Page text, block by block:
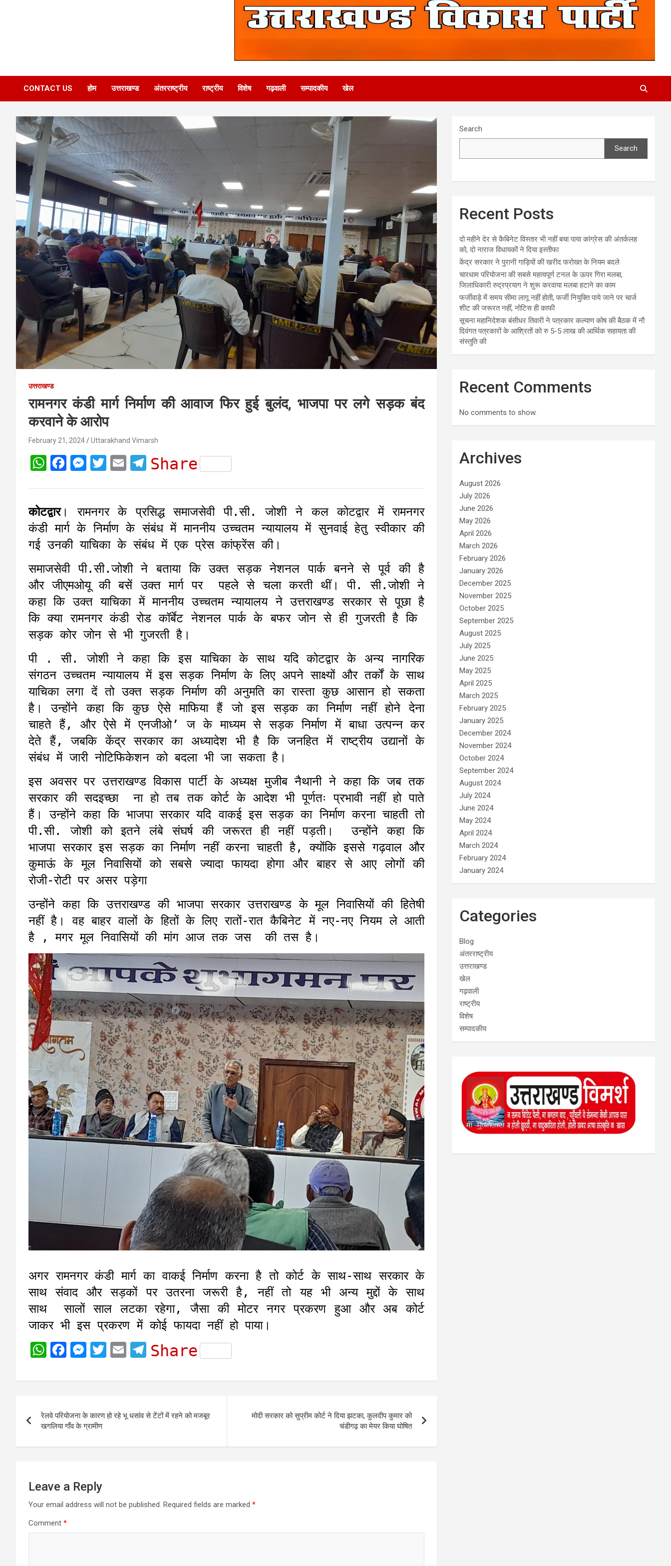
CONTACT US होम उत्तराखण्ड अंतरराष्ट्रीय राष्ट्रीय विशेष गढ़वाली सम्पादकीय खेल
उत्तराखण्ड
रामनगर कंडी मार्ग निर्माण की आवाज फिर हुई बुलंद, भाजपा पर लगे सड़क बंद
करवाने के आरोप
February 21, 2024 Uttarakhand Vimarsh
W
a
t
s
A
p
F
c
b
o
o
k
M
s
s
e
n
e
r
T
i
t
t
e
E
a
i
l
T
l
e
g
r
m
Share
कोटद्वार। रामनगर के प्रसिद्ध समाजसेवी पी.सी. जोशी ने कल कोटद्वार में रामनगर
कंडी मार्ग के निर्माण के संबंध में माननीय उच्चतम न्यायालय में सुनवाई हेतु स्वीकार की
गई उनकी याचिका के संबंध में एक प्रेस कांफ्रेंस की।
समाजसेवी पी.सी.जोशी ने बताया कि उक्त सड़क नेशनल पार्क बनने से पूर्व की है
और जीएमओयू की बसें उक्त मार्ग पर पहले से चला करती थीं। पी. सी.जोशी ने
कहा कि उक्त याचिका में माननीय उच्चतम न्यायालय ने उत्तराखण्ड सरकार से पूछा है
कि क्या रामनगर कंडी रोड कॉर्बेट नेशनल पार्क के बफर जोन से ही गुजरती है कि
सड़क कोर जोन से भी गुजरती है।
पी . सी. जोशी ने कहा कि इस याचिका के साथ यदि कोटद्वार के अन्य नागरिक
संगठन उच्चतम न्यायालय में इस सड़क निर्माण के लिए अपने साक्ष्यों और तर्कों के साथ
याचिका लगा दें तो उक्त सड़क निर्माण की अनुमति का रास्ता कुछ आसान हो सकता
है। उन्होंने कहा कि कुछ ऐसे माफिया हैं जो इस सड़क का निर्माण नहीं होने देना
चाहते हैं, और ऐसे में एनजीओ’ ज के माध्यम से सड़क निर्माण में बाधा उत्पन्न कर
देते हैं, जबकि केंद्र सरकार का अध्यादेश भी है कि जनहित में राष्ट्रीय उद्यानों के
संबंध में जारी नोटिफिकेशन को बदला भी जा सकता है।
इस अवसर पर उत्तराखण्ड विकास पार्टी के अध्यक्ष मुजीब नैथानी ने कहा कि जब तक
सरकार की सदइच्छा ना हो तब तक कोर्ट के आदेश भी पूर्णतः प्रभावी नहीं हो पाते
हैं। उन्होंने कहा कि भाजपा सरकार यदि वाकई इस सड़क का निर्माण करना चाहती तो
पी.सी. जोशी को इतने लंबे संघर्ष की जरूरत ही नहीं पड़ती। उन्होंने कहा कि
भाजपा सरकार इस सड़क का निर्माण नहीं करना चाहती है, क्योंकि इससे गढ़वाल और
कुमाऊं के मूल निवासियों को सबसे ज्यादा फायदा होगा और बाहर से आए लोगों की
रोजी-रोटी पर असर पड़ेगा
उन्होंने कहा कि उत्तराखण्ड की भाजपा सरकार उत्तराखण्ड के मूल निवासियों की हितेषी
नहीं है। वह बाहर वालों के हितों के लिए रातों-रात कैबिनेट में नए-नए नियम ले आती
है , मगर मूल निवासियों की मांग आज तक जस की तस है।
अगर रामनगर कंडी मार्ग का वाकई निर्माण करना है तो कोर्ट के साथ-साथ सरकार के
साथ संवाद और सड़कों पर उतरना जरूरी है, नहीं तो यह भी अन्य मुद्दों के साथ
साथ सालों साल लटका रहेगा, जैसा की मोटर नगर प्रकरण हुआ और अब कोर्ट
जाकर भी इस प्रकरण में कोई फायदा नहीं हो पाया।
W
a
s
A
p
F
c
b
o
o
M
s
e
n
g
r
T
i
t
r
E
a
l
T
l
g
a
Share
navigation
रेलवे परियोजना के कारण हो रहे भू धसांव से टेंटों में रहने को मजबूर
खगलिया गाँव के ग्रामीण
मोदी सरकार को सुप्रीम कोर्ट ने दिया झटका, कुलदीप कुमार को
चंडीगढ़ का मेयर किया घोषित
Leave a Reply
Your email address will not be published. Required fields are marked *
Comment *
Search
Search
Recent Posts
दो महीने देर से कैबिनेट विस्तार भी नहीं बचा पाया कांग्रेस की अंतर्कलह
को, दो नाराज विधायकों ने दिया इस्तीफा
केंद्र सरकार ने पुरानी गाड़ियों की खरीद फरोख्त के नियम बदले
चारधाम परियोजना की सबसे महत्वपूर्ण टनल के ऊपर गिरा मलबा,
जिलाधिकारी रुद्रप्रयाग ने शुरू करवाया मलबा हटाने का काम
फर्जीवाड़े में समय सीमा लागू नहीं होती, फर्जी नियुक्ति पाये जाने पर चार्ज
शीट की जरूरत नहीं, नोटिस ही काफी
सूचना महानिदेशक बंसीधर तिवारी ने पत्रकार कल्याण कोष की बैठक में नौ
दिवंगत पत्रकारों के आश्रितों को रु 5-5 लाख की आर्थिक सहायता की
संस्तुति की
Recent Comments
No comments to show.
Archives
August 2026
July 2026
June 2026
May 2026
April 2026
March 2026
February 2026
January 2026
December 2025
November 2025
October 2025
September 2025
August 2025
July 2025
June 2025
May 2025
April 2025
March 2025
February 2025
January 2025
December 2024
November 2024
October 2024
September 2024
August 2024
July 2024
June 2024
May 2024
April 2024
March 2024
February 2024
January 2024
Categories
Blog
अंतरराष्ट्रीय
उत्तराखण्ड
खेल
गढ़वाली
राष्ट्रीय
विशेष
सम्पादकीय